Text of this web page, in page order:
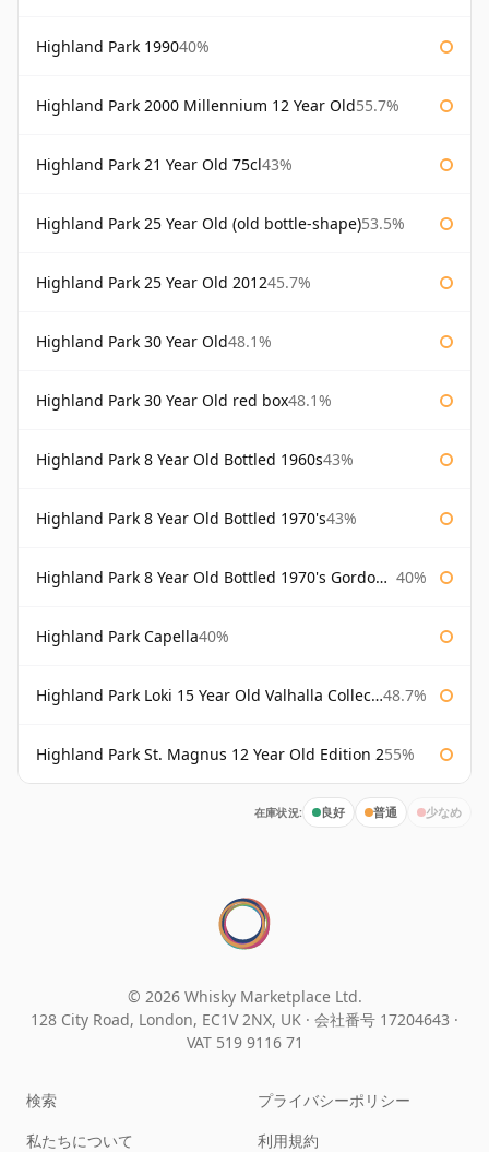
Highland Park 199040%
Highland Park 2000 Millennium 12 Year Old55.7%
Highland Park 21 Year Old 75cl43%
Highland Park 25 Year Old (old bottle-shape)53.5%
Highland Park 25 Year Old 201245.7%
Highland Park 30 Year Old48.1%
Highland Park 30 Year Old red box48.1%
Highland Park 8 Year Old Bottled 1960s43%
Highland Park 8 Year Old Bottled 1970's43%
Highland Park 8 Year Old Bottled 1970's Gordon & Macphail 40%
Highland Park Capella40%
Highland Park Loki 15 Year Old Valhalla Collection 48.7%
Highland Park St. Magnus 12 Year Old Edition 255%
在庫状況: 良好 普通 少なめ
© 2026 Whisky Marketplace Ltd.
128 City Road, London, EC1V 2NX, UK · 会社番号 17204643 ·
VAT 519 9116 71
検索
私たちについて
プライバシーポリシー
利用規約